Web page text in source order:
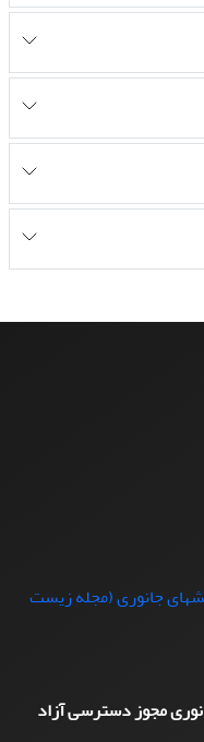
جانوری (مجله زیست
مجوز دسترسی آزاد